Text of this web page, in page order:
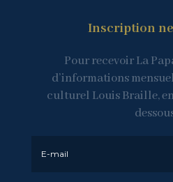
Inscription
Pour recevoir La
d’informations
culturel Louis Braille,